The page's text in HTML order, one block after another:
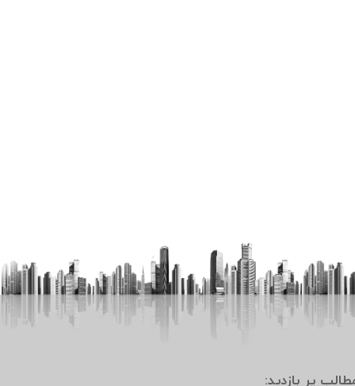
پر بازديد: